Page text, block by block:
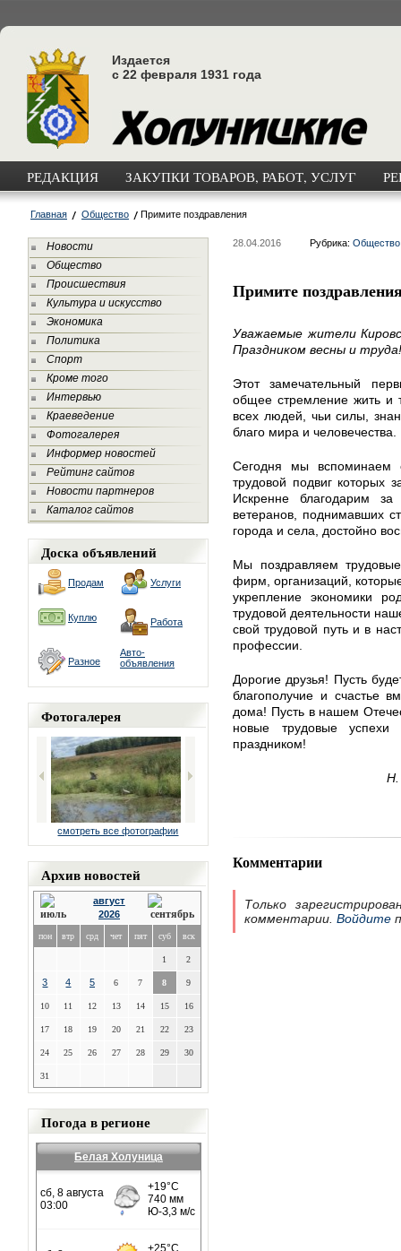
Издается
с 22 февраля 1931 года
РЕДАКЦИЯ ЗАКУПКИ ТОВАРОВ, РАБОТ, УСЛУГ
Главная Общество Примите поздравления
Новости
Общество
Происшествия
Культура и искусство
Экономика
Политика
Спорт
Кроме того
Интервью
Краеведение
Фотогалерея
Информер новостей
Рейтинг сайтов
Новости партнеров
Каталог сайтов
Доска объявлений
Продам Услуги
Куплю Работа
Разное
Авто-
объявления
Фотогалерея
смотреть все фотографии
Архив новостей
август
2026
пон втр срд чет пят суб вск
1 2
3 4 5 6 7 8 9
10 11 12 13 14 15 16
17 18 19 20 21 22 23
24 25 26 27 28 29 30
31
Погода в регионе
Белая Холуница
28.04.2016 Рубрика: Общество
Примите
Уважаемые жители
Праздником весны и труда!
Этот замечательный
общее стремление жить и
всех людей, чьи силы,
благо мира и человечества.
Сегодня мы вспоминаем
трудовой подвиг
Искренне благодарим
ветеранов, поднимавших
города и села, достойно
Мы поздравляем
фирм, организаций,
укрепление экономики
трудовой деятельности
свой трудовой путь и в
профессии.
Дорогие друзья! Пусть
благополучие и счастье
дома! Пусть в нашем
новые трудовые
праздником!
Н.
Комментарии
Только
комментарии. Войдите